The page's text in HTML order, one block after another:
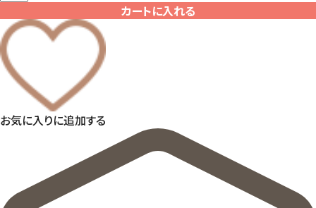
カートに入れる
お気に入りに追加する